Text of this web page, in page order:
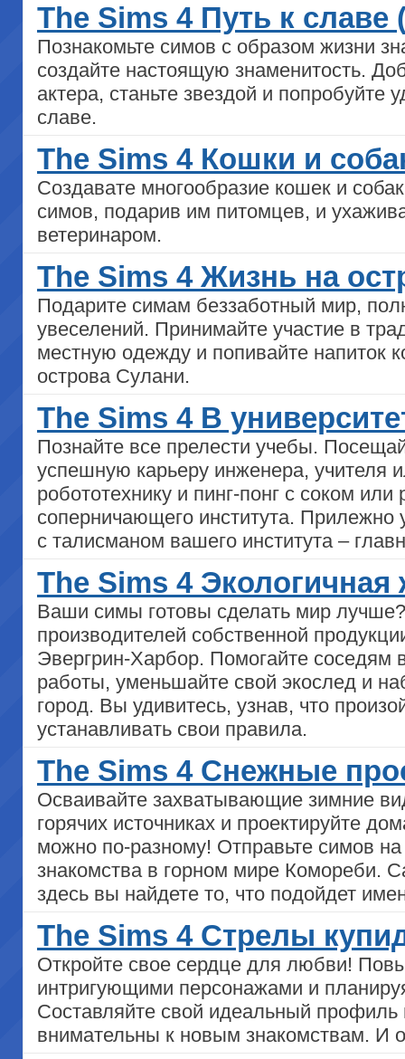
The Sims 4 Путь к славе
Познакомьте симов с образом жизни
создайте настоящую знаменитость.
актера, станьте звездой и попробуйте
славе.
The Sims 4 Кошки и
Создавате многообразие кошек и
симов, подарив им питомцев, и
ветеринаром.
The Sims 4 Жизнь на
Подарите симам беззаботный мир,
увеселений. Принимайте участие в
местную одежду и попивайте напиток
острова Сулани.
The Sims 4 В
Познайте все прелести учебы.
успешную карьеру инженера, учителя
робототехнику и пинг-понг с соком
соперничающего института. Прилежно
с талисманом вашего института –
The Sims 4
Ваши симы готовы сделать мир
производителей собственной
Эвергрин-Харбор. Помогайте соседям
работы, уменьшайте свой экослед и
город. Вы удивитесь, узнав, что
устанавливать свои правила.
The Sims 4 Снежные
Осваивайте захватывающие зимние
горячих источниках и проектируйте
можно по-разному! Отправьте симов
знакомства в горном мире Комореби.
здесь вы найдете то, что подойдет
The Sims 4 Стрелы
Откройте свое сердце для любви!
интригующими персонажами и
Составляйте свой идеальный профиль
внимательны к новым знакомствам. И